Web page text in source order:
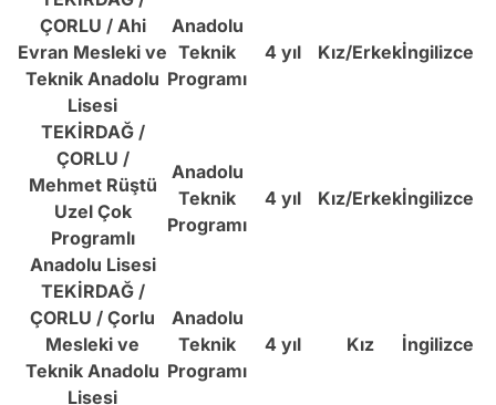
ÇORLU / Ahi
Evran Mesleki ve
Teknik Anadolu
Lisesi
Anadolu
Teknik
Programı
4 yıl Kız/Erkekİngilizce
TEKİRDAĞ /
ÇORLU /
Mehmet Rüştü
Uzel Çok
Programlı
Anadolu Lisesi
Anadolu
Teknik
Programı
4 yıl Kız/Erkekİngilizce
TEKİRDAĞ /
ÇORLU / Çorlu
Mesleki ve
Teknik Anadolu
Lisesi
Anadolu
Teknik
Programı
4 yıl Kız İngilizce